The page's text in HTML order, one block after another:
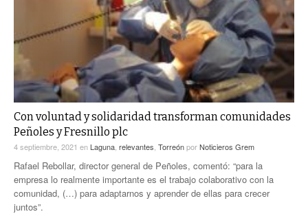
Con voluntad y solidaridad transforman comunidades
Peñoles y Fresnillo plc
4 septiembre, 2021 en Laguna relevantes TorreónporNoticieros Grem
Rafael Rebollar, director general de Peñoles, comentó: “para la
empresa lo realmente importante es el trabajo colaborativo con la
comunidad, (…) para adaptarnos y aprender de ellas para crecer
juntos”.